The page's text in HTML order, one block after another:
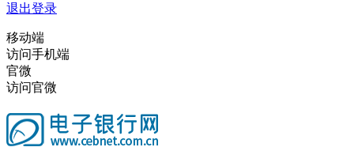
退出登录
移动端
访问手机端
官微
访问官微